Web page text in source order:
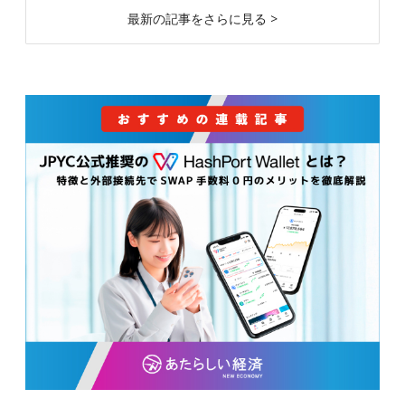
最新の記事をさらに見る >